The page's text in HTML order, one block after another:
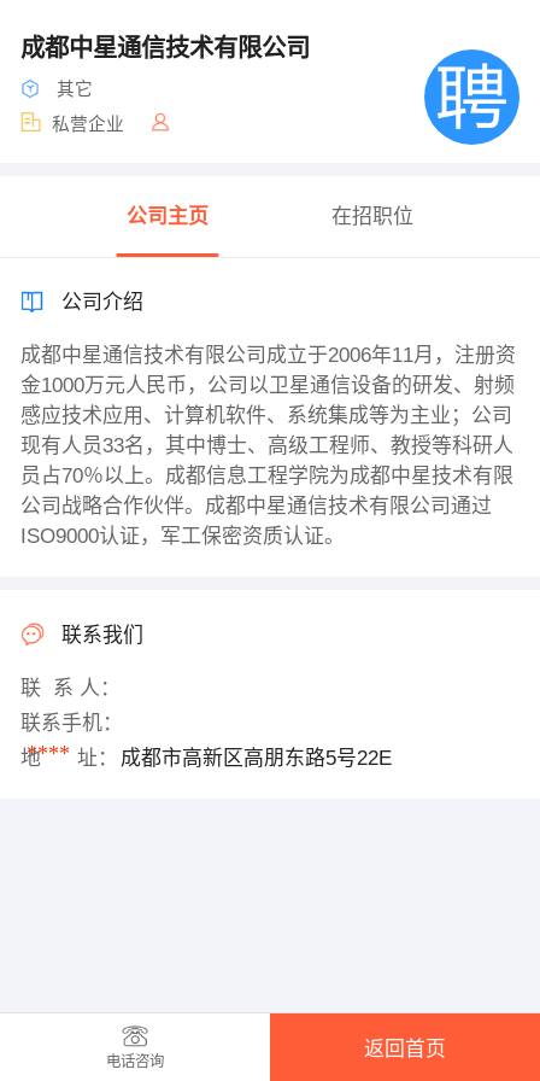
成都中星通信技术有限公司
其它
私营企业
公司主页 在招职位
公司介绍
成都中星通信技术有限公司成立于2006年11月，注册资
金1000万元人民币，公司以卫星通信设备的研发、射频
感应技术应用、计算机软件、系统集成等为主业；公司
现有人员33名，其中博士、高级工程师、教授等科研人
员占70％以上。成都信息工程学院为成都中星技术有限
公司战略合作伙伴。成都中星通信技术有限公司通过
ISO9000认证，军工保密资质认证。
联系我们
联 系 人：
联系手机：
****
地 址： 成都市高新区高朋东路5号22E
电话咨询
返回首页